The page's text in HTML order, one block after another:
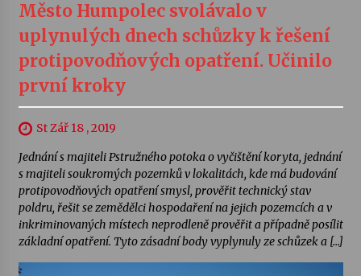
Město Humpolec svolávalo v
uplynulých dnech schůzky k řešení
protipovodňových opatření. Učinilo
první kroky
St Zář 18 , 2019
Jednání s majiteli Pstružného potoka o vyčištění koryta, jednání
s majiteli soukromých pozemků v lokalitách, kde má budování
protipovodňových opatření smysl, prověřit technický stav
poldru, řešit se zemědělci hospodaření na jejich pozemcích a v
inkriminovaných místech neprodleně prověřit a případně posílit
základní opatření. Tyto zásadní body vyplynuly ze schůzek a […]